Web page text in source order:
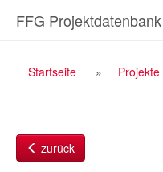
InhaltFFG Projektdatenbank
Breadcrumb
Startseite Projekte
zurück